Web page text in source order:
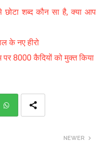
शब्द कौन सा है, क्या आप
के नए हीरो
पर 8000 कैदियों को मुक्त किया
NEWER